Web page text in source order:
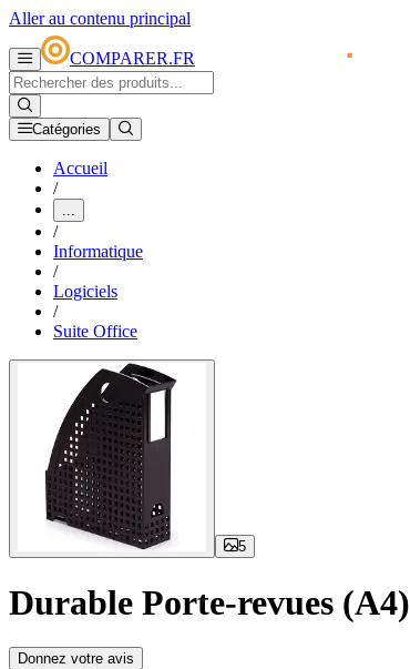
Aller au contenu principal
COMPARER.FR
Catégories
Accueil
/
...
/
Informatique
/
Logiciels
/
Suite Office
5
Durable Porte-revues (A4)
Donnez votre avis